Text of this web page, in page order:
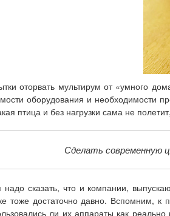
оторвать мультирум от «умного
оборудования и необходимости
птица и без нагрузки сама не
Сделать современную
надо сказать, что и компании,
тоже достаточно давно. Вспомним, к
ли их аппараты как